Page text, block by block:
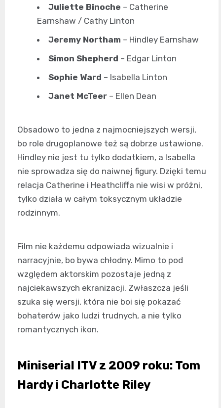
Juliette Binoche – Catherine
Earnshaw / Cathy Linton
Jeremy Northam – Hindley Earnshaw
Simon Shepherd – Edgar Linton
Sophie Ward – Isabella Linton
Janet McTeer – Ellen Dean
Obsadowo to jedna z najmocniejszych wersji,
bo role drugoplanowe też są dobrze ustawione.
Hindley nie jest tu tylko dodatkiem, a Isabella
nie sprowadza się do naiwnej figury. Dzięki temu
relacja Catherine i Heathcliffa nie wisi w próżni,
tylko działa w całym toksycznym układzie
rodzinnym.
Film nie każdemu odpowiada wizualnie i
narracyjnie, bo bywa chłodny. Mimo to pod
względem aktorskim pozostaje jedną z
najciekawszych ekranizacji. Zwłaszcza jeśli
szuka się wersji, która nie boi się pokazać
bohaterów jako ludzi trudnych, a nie tylko
romantycznych ikon.
Miniserial ITV z 2009 roku: Tom
Hardy i Charlotte Riley